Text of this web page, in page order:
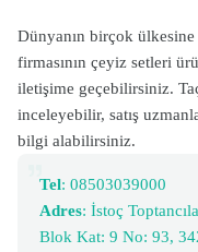
Dünyanın birçok ülkesine
firmasının çeyiz setleri
iletişime geçebilirsiniz.
inceleyebilir, satış
bilgi alabilirsiniz.
Tel: 08503039000
Adres: İstoç
Blok Kat: 9 No: 93,